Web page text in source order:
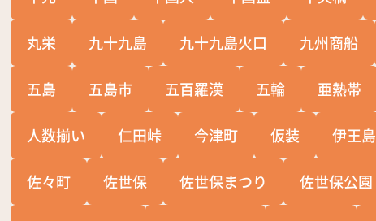
丸栄 九十九島 九十九島火口 九州商船
五島 五島市 五百羅漢 五輪 亜熱帯
人数揃い 仁田峠 今津町 仮装 伊王島
佐々町 佐世保 佐世保まつり 佐世保公園